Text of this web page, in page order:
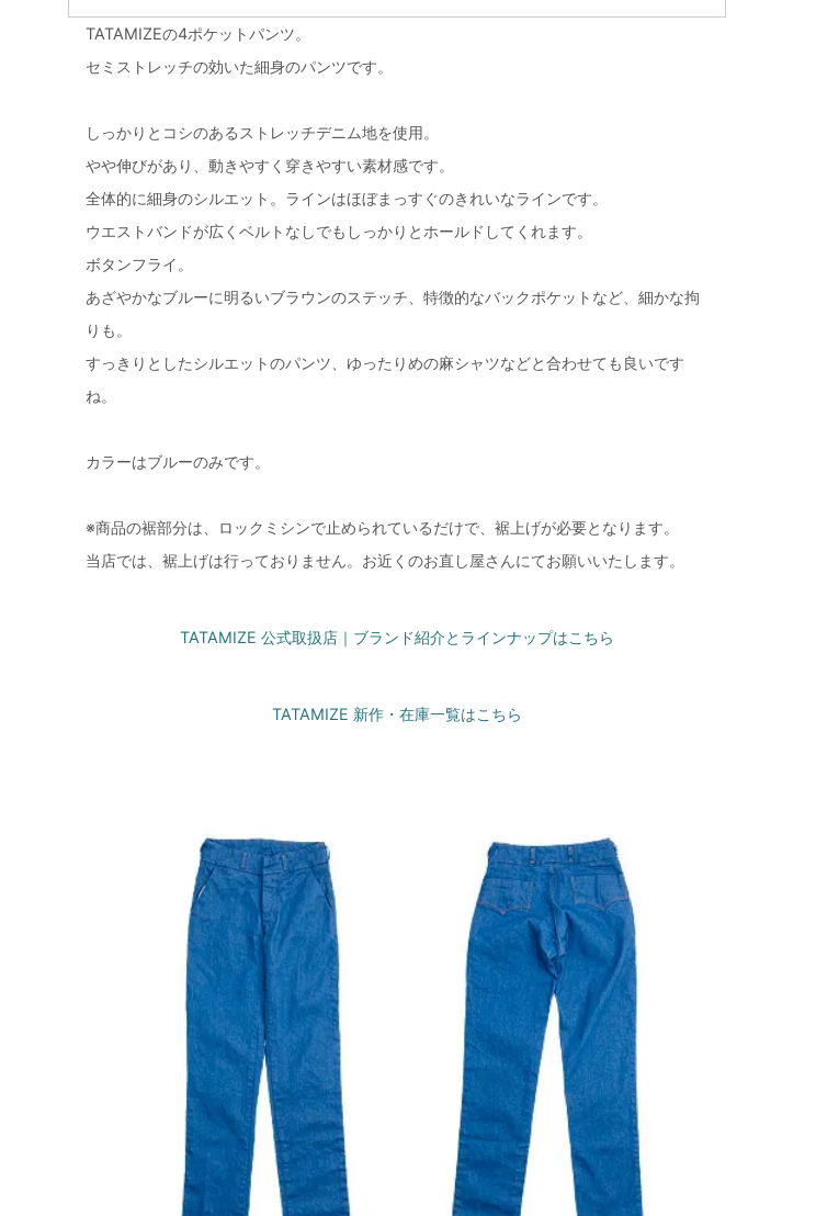
TATAMIZEの4ポケットパンツ。
セミストレッチの効いた細身のパンツです。
しっかりとコシのあるストレッチデニム地を使用。
やや伸びがあり、動きやすく穿きやすい素材感です。
全体的に細身のシルエット。ラインはほぼまっすぐのきれいなラインです。
ウエストバンドが広くベルトなしでもしっかりとホールドしてくれます。
ボタンフライ。
あざやかなブルーに明るいブラウンのステッチ、特徴的なバックポケットなど、細かな拘
りも。
すっきりとしたシルエットのパンツ、ゆったりめの麻シャツなどと合わせても良いです
ね。
カラーはブルーのみです。
※商品の裾部分は、ロックミシンで止められているだけで、裾上げが必要となります。
当店では、裾上げは行っておりません。お近くのお直し屋さんにてお願いいたします。
TATAMIZE 公式取扱店｜ブランド紹介とラインナップはこちら
TATAMIZE 新作・在庫一覧はこちら